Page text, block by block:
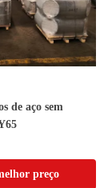
de aço sem
preço